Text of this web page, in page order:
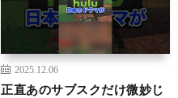
2025.12.06
正直あのサブスクだけ微妙じ